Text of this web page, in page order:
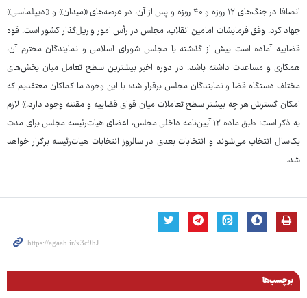
انصافا در جنگ‌های ۱۲ روزه و ۴۰ روزه و پس از آن، در عرصه‌های «میدان» و «دیپلماسی»
جهاد کرد. وفق فرمایشات امامین انقلاب، مجلس در رأس امور و ریل‌گذار کشور است. قوه
قضاییه آماده است بیش از گذشته با مجلس شورای اسلامی و نمایندگان محترم آن،
همکاری و مساعدت داشته باشد. در دوره اخیر بیشترین سطح تعامل میان بخش‌های
مختلف دستگاه قضا و نمایندگان مجلس برقرار شد؛ با این وجود ما کماکان معتقدیم که
امکان گسترش هر چه بیشتر سطح تعاملات میان قوای قضاییه و مقننه وجود دارد.» لازم
به ذکر است؛ طبق ماده ۱۲ آیین‌نامه داخلی مجلس، اعضای هیات‌رئیسه مجلس برای مدت
یک‌سال انتخاب می‌شوند و انتخابات بعدی در سالروز انتخابات هیات‌رئیسه برگزار خواهد
شد.
برچسب‌ها